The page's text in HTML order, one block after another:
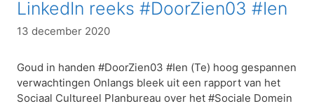
LinkedIn reeks #DoorZien03 #Ien
13 december 2020
­Goud in handen #DoorZien03 #Ien (Te) hoog gespannen
verwachtingen Onlangs bleek uit een rapport van het
Sociaal Cultureel Planbureau over het #Sociale Domein